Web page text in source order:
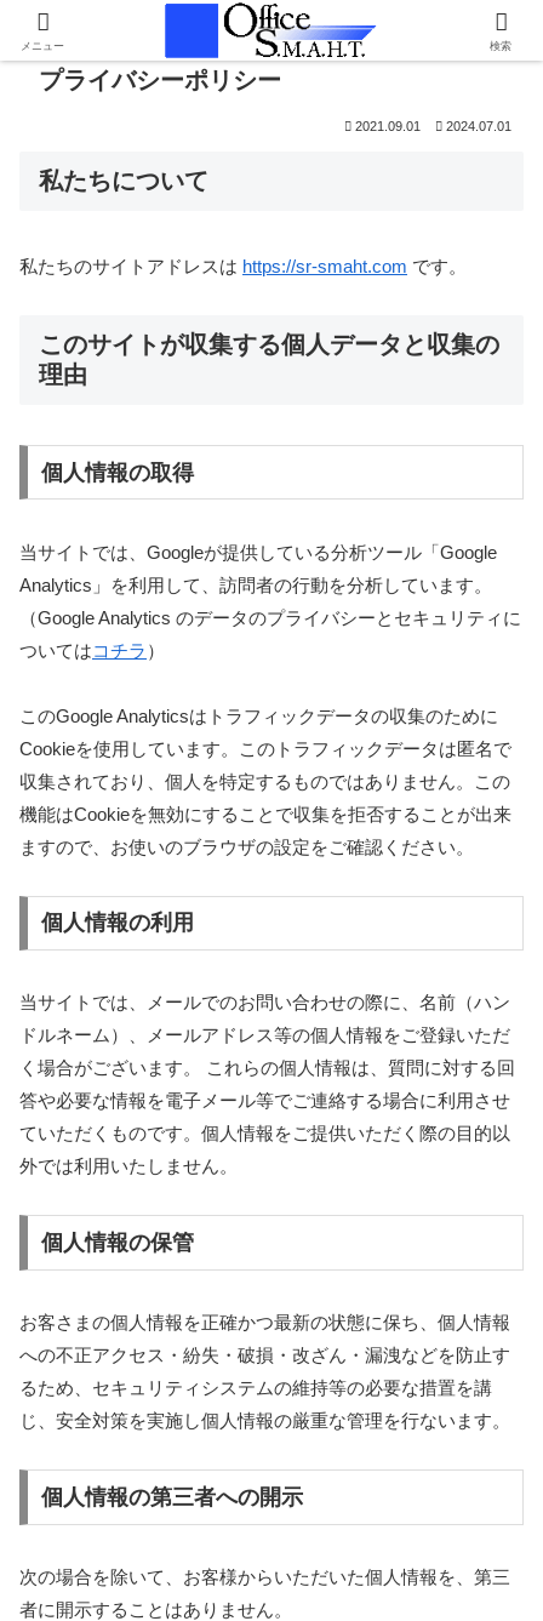
プライバシーポリシー
2021.09.01 2024.07.01
私たちについて
私たちのサイトアドレスは https://sr-smaht.com です。
このサイトが収集する個人データと収集の
理由
個人情報の取得
当サイトでは、Googleが提供している分析ツール「Google
Analytics」を利用して、訪問者の行動を分析しています。
（Google Analytics のデータのプライバシーとセキュリティに
ついてはコチラ ）
このGoogle Analyticsはトラフィックデータの収集のために
Cookieを使用しています。このトラフィックデータは匿名で
収集されており、個人を特定するものではありません。この
機能はCookieを無効にすることで収集を拒否することが出来
ますので、お使いのブラウザの設定をご確認ください。
個人情報の利用
当サイトでは、メールでのお問い合わせの際に、名前（ハン
ドルネーム）、メールアドレス等の個人情報をご登録いただ
く場合がございます。 これらの個人情報は、質問に対する回
答や必要な情報を電子メール等でご連絡する場合に利用させ
ていただくものです。個人情報をご提供いただく際の目的以
外では利用いたしません。
個人情報の保管
お客さまの個人情報を正確かつ最新の状態に保ち、個人情報
への不正アクセス・紛失・破損・改ざん・漏洩などを防止す
るため、セキュリティシステムの維持等の必要な措置を講
じ、安全対策を実施し個人情報の厳重な管理を行ないます。
個人情報の第三者への開示
次の場合を除いて、お客様からいただいた個人情報を、第三
者に開示することはありません。
メニュー 検索